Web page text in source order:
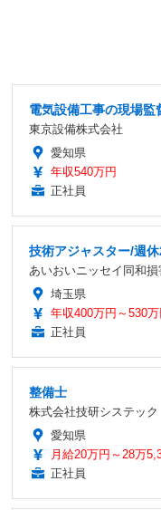
電気設備工事の現場監
東京設備株式会社
愛知県
年収540万円
正社員
技術アジャスター/週
あいおいニッセイ同和
埼玉県
年収400万円～530万
正社員
整備士
株式会社技研システック
愛知県
月給20万円～28万
正社員